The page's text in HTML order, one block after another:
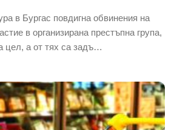
в Бургас повдигна обвинения на
в организирана престъпна група,
цел, а от тях са задъ…